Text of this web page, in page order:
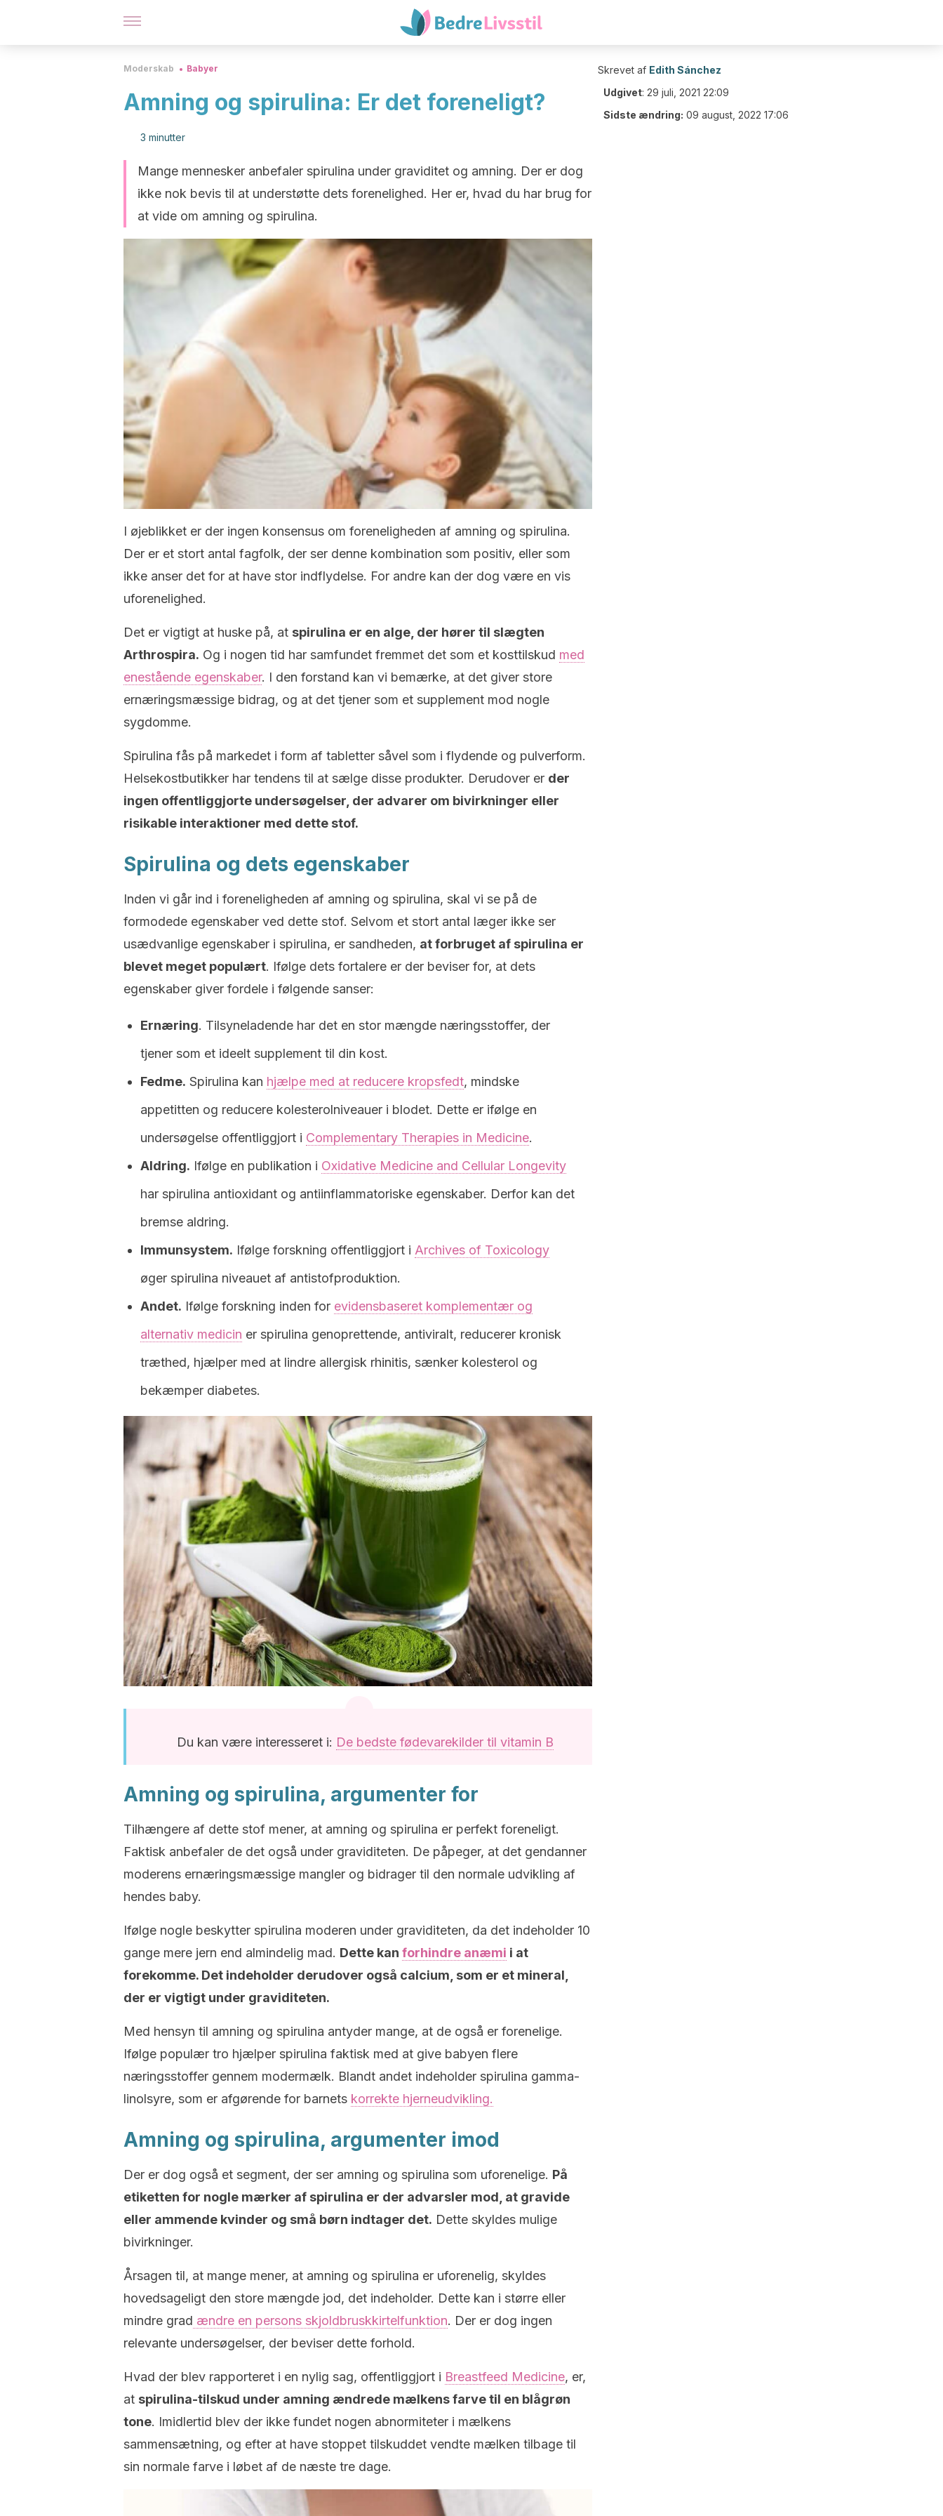
Moderskab Babyer
Amning og spirulina: Er det foreneligt?
3 minutter
Mange mennesker anbefaler spirulina under graviditet og amning. Der er dog
ikke nok bevis til at understøtte dets forenelighed. Her er, hvad du har brug for
at vide om amning og spirulina.
I øjeblikket er der ingen konsensus om foreneligheden af amning og spirulina.
Der er et stort antal fagfolk, der ser denne kombination som positiv, eller som
ikke anser det for at have stor indflydelse. For andre kan der dog være en vis
uforenelighed.
Det er vigtigt at huske på, at spirulina er en alge, der hører til slægten
Arthrospira. Og i nogen tid har samfundet fremmet det som et kosttilskud med
enestående egenskaber. I den forstand kan vi bemærke, at det giver store
ernæringsmæssige bidrag, og at det tjener som et supplement mod nogle
sygdomme.
Spirulina fås på markedet i form af tabletter såvel som i flydende og pulverform.
Helsekostbutikker har tendens til at sælge disse produkter. Derudover er der
ingen offentliggjorte undersøgelser, der advarer om bivirkninger eller
risikable interaktioner med dette stof.
Spirulina og dets egenskaber
Inden vi går ind i foreneligheden af amning og spirulina, skal vi se på de
formodede egenskaber ved dette stof. Selvom et stort antal læger ikke ser
usædvanlige egenskaber i spirulina, er sandheden, at forbruget af spirulina er
blevet meget populært. Ifølge dets fortalere er der beviser for, at dets
egenskaber giver fordele i følgende sanser:
Ernæring. Tilsyneladende har det en stor mængde næringsstoffer, der
tjener som et ideelt supplement til din kost.
Fedme. Spirulina kan hjælpe med at reducere kropsfedt, mindske
appetitten og reducere kolesterolniveauer i blodet. Dette er ifølge en
undersøgelse offentliggjort i Complementary Therapies in Medicine.
Aldring. Ifølge en publikation i Oxidative Medicine and Cellular Longevity
har spirulina antioxidant og antiinflammatoriske egenskaber. Derfor kan det
bremse aldring.
Immunsystem. Ifølge forskning offentliggjort i Archives of Toxicology
øger spirulina niveauet af antistofproduktion.
Andet. Ifølge forskning inden for evidensbaseret komplementær og
alternativ medicin er spirulina genoprettende, antiviralt, reducerer kronisk
træthed, hjælper med at lindre allergisk rhinitis, sænker kolesterol og
bekæmper diabetes.
Du kan være interesseret i: De bedste fødevarekilder til vitamin B
Amning og spirulina, argumenter for
Tilhængere af dette stof mener, at amning og spirulina er perfekt foreneligt.
Faktisk anbefaler de det også under graviditeten. De påpeger, at det gendanner
moderens ernæringsmæssige mangler og bidrager til den normale udvikling af
hendes baby.
Ifølge nogle beskytter spirulina moderen under graviditeten, da det indeholder 10
gange mere jern end almindelig mad. Dette kan forhindre anæmi i at
forekomme. Det indeholder derudover også calcium, som er et mineral,
der er vigtigt under graviditeten.
Med hensyn til amning og spirulina antyder mange, at de også er forenelige.
Ifølge populær tro hjælper spirulina faktisk med at give babyen flere
næringsstoffer gennem modermælk. Blandt andet indeholder spirulina gamma-
linolsyre, som er afgørende for barnets korrekte hjerneudvikling.
Amning og spirulina, argumenter imod
Der er dog også et segment, der ser amning og spirulina som uforenelige. På
etiketten for nogle mærker af spirulina er der advarsler mod, at gravide
eller ammende kvinder og små børn indtager det. Dette skyldes mulige
bivirkninger.
Årsagen til, at mange mener, at amning og spirulina er uforenelig, skyldes
hovedsageligt den store mængde jod, det indeholder. Dette kan i større eller
mindre grad ændre en persons skjoldbruskkirtelfunktion. Der er dog ingen
relevante undersøgelser, der beviser dette forhold.
Hvad der blev rapporteret i en nylig sag, offentliggjort i Breastfeed Medicine, er,
at spirulina-tilskud under amning ændrede mælkens farve til en blågrøn
tone. Imidlertid blev der ikke fundet nogen abnormiteter i mælkens
sammensætning, og efter at have stoppet tilskuddet vendte mælken tilbage til
sin normale farve i løbet af de næste tre dage.
Skrevet af Edith Sánchez
Udgivet: 29 juli, 2021 22:09
Sidste ændring: 09 august, 2022 17:06